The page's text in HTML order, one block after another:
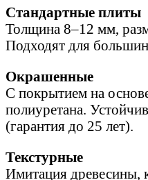
Стандартные плиты
Толщина 8–12 мм,
Подходят для
Окрашенные
С покрытием на
полиуретана.
(гарантия до 25 лет).
Текстурные
Имитация древесины,